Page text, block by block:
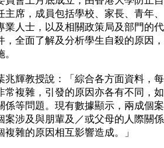
主席，成員包括學校、家長、青年
業人士，以及相關政策局及部門的
，全面了解及分析學生自殺的原因
教授說：「綜合各方面資料，每
常複雜，引發的原因亦各有不同，
係等問題。現有數據顯示，兩成個
案涉及與朋輩及／或父母的人際關
複雜的原因相互影響造成。」